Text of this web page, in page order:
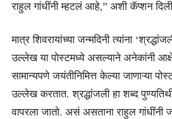
राहुल गांधींनी म्हटलं आहे,” अशी कॅप्शन
मात्र शिवरायांच्या जन्मदिनी त्यांना
उल्लेख या पोस्टमध्ये असल्याने अनेकांनी
सामान्यपणे जयंतीनिमित्त केल्या जाणाऱ्या
उल्लेख करतात. श्रद्धांजली हा शब्द
वापरला जातो. असं असताना राहुल गांधींनी